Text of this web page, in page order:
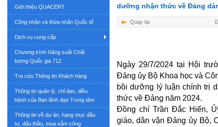
Giới thiệu QUACERT
Công nhận và thừa nhận Quốc tế
Dịch vụ cung cấp
Chương trình Năng suất Chất
lượng Quốc gia 712
Tra cứu Thông tin Khách hàng
Thông tin quản lý, chỉ đạo, điều
hành của Ban lãnh đạo Trung tâm
Thông tin về dự án, hạng mục đầu
tư, đấu thầu, mua sắm công
dưỡng nhận thức về Đảng
Quay lại
Ngày 29/7/2024 tại Hội
Đảng ủy Bộ Khoa học và
bồi dưỡng lý luận chính trị
thức về Đảng năm 2024.
Đồng chí Trần Đắc Hiến,
giáo, dân vận Đảng ủy Bộ,